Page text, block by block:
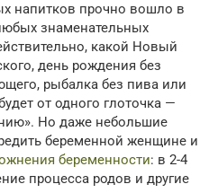
напитков прочно вошло в
знаменательных
какой Новый
день рождения без
рыбалка без пива или
от одного глоточка —
Но даже небольшие
беременной женщине и
беременности: в 2-4
процесса родов и другие